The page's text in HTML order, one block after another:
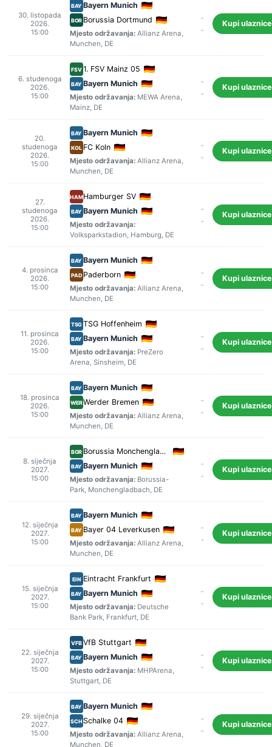
30. listopada
2026.
15:00
BAY Bayern Munich
BOR Borussia Dortmund
Mjesto održavanja: Allianz Arena,
Munchen, DE
-
-
Kupi ulaznice
6. studenoga
2026.
15:00
FSV 1. FSV Mainz 05
BAY Bayern Munich
Mjesto održavanja: MEWA Arena,
Mainz, DE
-
-
Kupi ulaznice
20.
studenoga
2026.
15:00
BAY Bayern Munich
KOL FC Koln
Mjesto održavanja: Allianz Arena,
Munchen, DE
-
-
Kupi ulaznice
27.
studenoga
2026.
15:00
HAMHamburger SV
BAY Bayern Munich
Mjesto održavanja:
Volksparkstadion, Hamburg, DE
-
-
Kupi ulaznice
4. prosinca
2026.
15:00
BAY Bayern Munich
PAD Paderborn
Mjesto održavanja: Allianz Arena,
Munchen, DE
-
-
Kupi ulaznice
11. prosinca
2026.
15:00
TSGTSG Hoffenheim
BAY Bayern Munich
Mjesto održavanja: PreZero
Arena, Sinsheim, DE
-
-
Kupi ulaznice
18. prosinca
2026.
15:00
BAY Bayern Munich
WERWerder Bremen
Mjesto održavanja: Allianz Arena,
Munchen, DE
-
-
Kupi ulaznice
8. siječnja
2027.
15:00
BOR Borussia Monchengladbach
BAY Bayern Munich
Mjesto održavanja: Borussia-
Park, Monchengladbach, DE
-
-
Kupi ulaznice
12. siječnja
2027.
15:00
BAY Bayern Munich
BAY Bayer 04 Leverkusen
Mjesto održavanja: Allianz Arena,
Munchen, DE
-
-
Kupi ulaznice
15. siječnja
2027.
15:00
EIN Eintracht Frankfurt
BAY Bayern Munich
Mjesto održavanja: Deutsche
Bank Park, Frankfurt, DE
-
-
Kupi ulaznice
22. siječnja
2027.
15:00
VFB VfB Stuttgart
BAY Bayern Munich
Mjesto održavanja: MHPArena,
Stuttgart, DE
-
-
Kupi ulaznice
29. siječnja
2027.
15:00
BAY Bayern Munich
SCH Schalke 04
Mjesto održavanja: Allianz Arena,
Munchen, DE
-
-
Kupi ulaznice